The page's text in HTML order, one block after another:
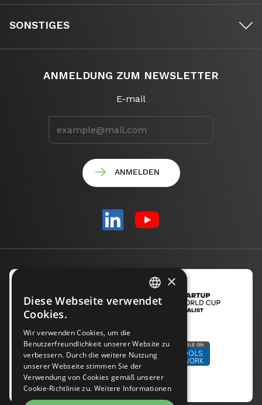
SONSTIGES
ANMELDUNG ZUM NEWSLETTER
E-mail
ENGLISH
GERMAN
×
Diese Webseite verwendet
Cookies.
Wir verwenden Cookies, um die
Benutzerfreundlichkeit unserer Website zu
verbessern. Durch die weitere Nutzung
unserer Webseite stimmen Sie der
Verwendung von Cookies gemäß unserer
Cookie-Richtlinie zu. Weitere Informationen